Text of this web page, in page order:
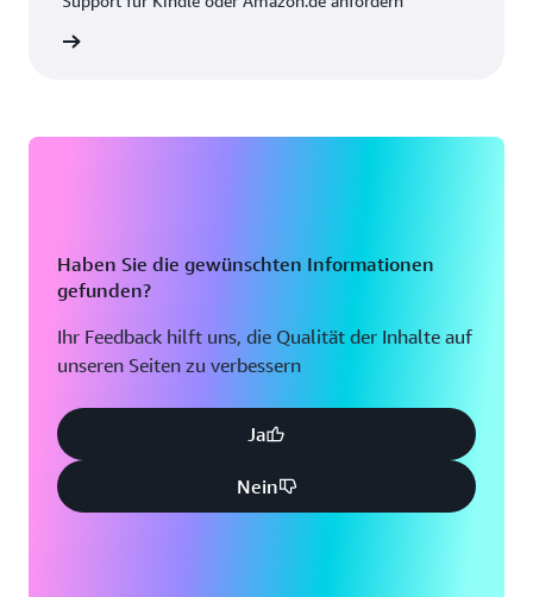
Haben Sie die gewünschten Informationen
gefunden?
Ihr Feedback hilft uns, die Qualität der Inhalte auf
unseren Seiten zu verbessern
Ja
Nein